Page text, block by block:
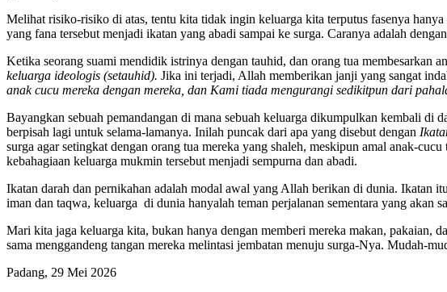
Melihat risiko-risiko di atas, tentu kita tidak ingin keluarga kita terputus fasenya
yang fana tersebut menjadi ikatan yang abadi sampai ke surga. Caranya adalah
Ketika seorang suami mendidik istrinya dengan tauhid, dan orang tua membesarkan
keluarga ideologis (setauhid). Jika ini terjadi, Allah memberikan janji yang sangat
anak cucu mereka dengan mereka, dan Kami tiada mengurangi sedikitpun dari
Bayangkan sebuah pemandangan di mana sebuah keluarga dikumpulkan kembali di
berpisah lagi untuk selama-lamanya. Inilah puncak dari apa yang disebut dengan
surga agar setingkat dengan orang tua mereka yang shaleh, meskipun amal anak-
kebahagiaan keluarga mukmin tersebut menjadi sempurna dan abadi.
Ikatan darah dan pernikahan adalah modal awal yang Allah berikan di dunia. Ikatan
iman dan taqwa, keluarga di dunia hanyalah teman perjalanan sementara yang akan
Mari kita jaga keluarga kita, bukan hanya dengan memberi mereka makan, pakaian,
sama menggandeng tangan mereka melintasi jembatan menuju surga-Nya. Mudah-
Padang, 29 Mei 2026